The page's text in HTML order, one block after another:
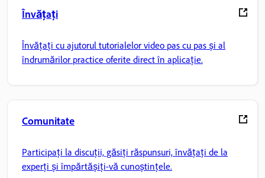
Învățați
Învățați cu ajutorul tutorialelor video pas cu pas și al
îndrumărilor practice oferite direct în aplicație.
Comunitate
Participați la discuții, găsiți răspunsuri, învățați de la
experți și împărtășiți-vă cunoștințele.